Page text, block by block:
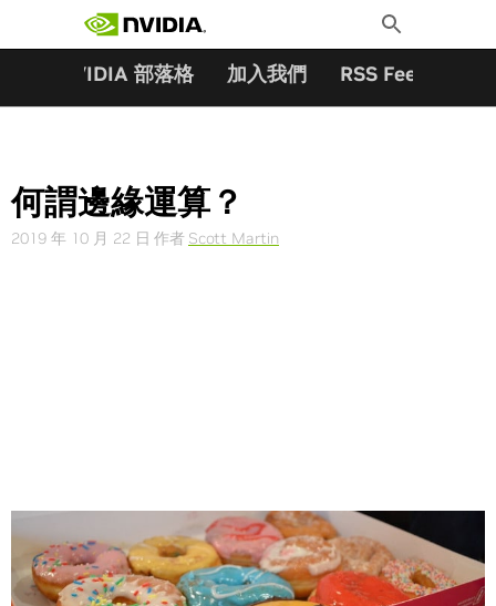
Toggle
Search
NVIDIA 部落格 加入我們 RSS Feeds
何謂邊緣運算？
2019 年 10 月 22 日 作者 Scott Martin
Share